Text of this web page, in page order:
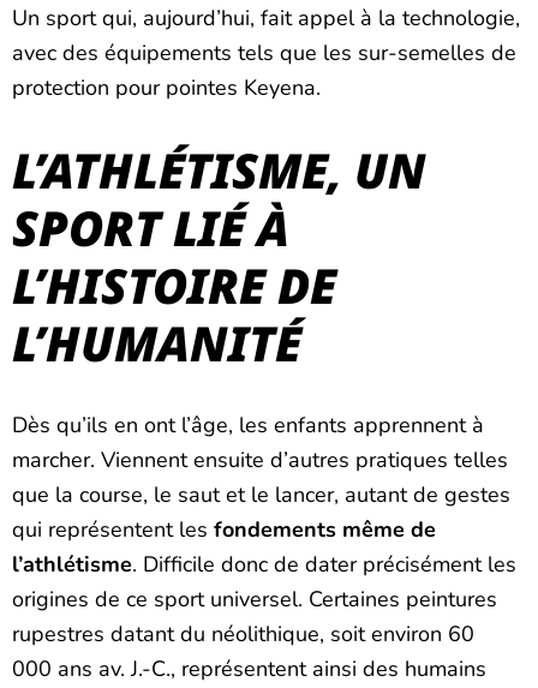
Un sport qui, aujourd’hui, fait appel à la technologie,
avec des équipements tels que les sur-semelles de
protection pour pointes Keyena.
L’ATHLÉTISME, UN
SPORT LIÉ À
L’HISTOIRE DE
L’HUMANITÉ
Dès qu’ils en ont l’âge, les enfants apprennent à
marcher. Viennent ensuite d’autres pratiques telles
que la course, le saut et le lancer, autant de gestes
qui représentent les fondements même de
l’athlétisme. Difficile donc de dater précisément les
origines de ce sport universel. Certaines peintures
rupestres datant du néolithique, soit environ 60
000 ans av. J.-C., représentent ainsi des humains